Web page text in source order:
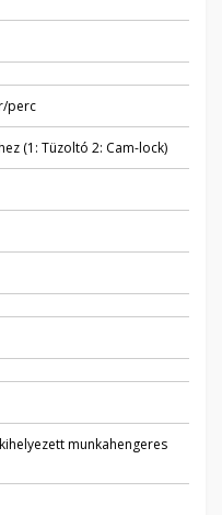
perc
(1: Tüzoltó 2: Cam-lock)
munkahengeres